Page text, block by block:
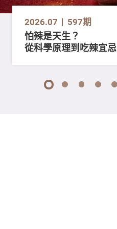
2026.07 597期
怕辣是天生？
從科學原理到吃辣宜忌
1 2 3 4 5